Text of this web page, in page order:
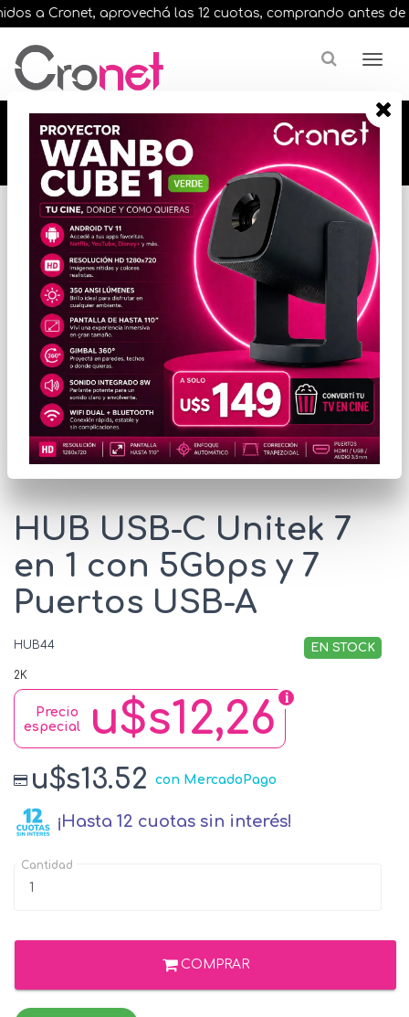
a Cronet, aprovechá las 12 cuotas, comprando antes de
🔥🔥🔥 12 cuotas, en todos nuestros artículos,
comprando antes de las 13 hrs. envíos en el
día 🔥🔥🔥
Inicio
CONECTIVIDAD / RED
ACCESORIOS DE CONECTIVIDAD
HUB USB-C Unitek 7
en 1 con 5Gbps y 7
Puertos USB-A
HUB44 EN STOCK
2K
u$s12,26
Precio
especial
u$s13.52 con MercadoPago
¡Hasta 12 cuotas sin interés!
Cantidad
COMPRAR